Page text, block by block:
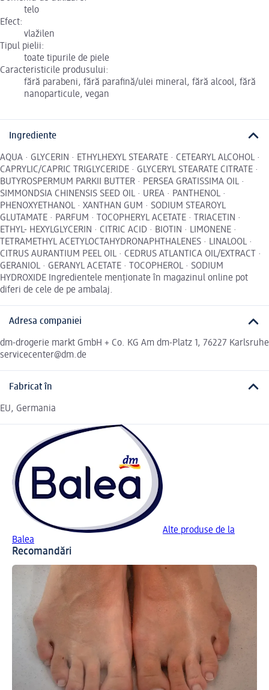
telo
Efect:
vlažilen
Tipul pielii:
toate tipurile de piele
Caracteristicile produsului:
fără parabeni, fără parafină/ulei mineral, fără alcool, fără
nanoparticule, vegan
Ingrediente
AQUA · GLYCERIN · ETHYLHEXYL STEARATE · CETEARYL ALCOHOL ·
CAPRYLIC/CAPRIC TRIGLYCERIDE · GLYCERYL STEARATE CITRATE ·
BUTYROSPERMUM PARKII BUTTER · PERSEA GRATISSIMA OIL ·
SIMMONDSIA CHINENSIS SEED OIL · UREA · PANTHENOL ·
PHENOXYETHANOL · XANTHAN GUM · SODIUM STEAROYL
GLUTAMATE · PARFUM · TOCOPHERYL ACETATE · TRIACETIN ·
ETHYL- HEXYLGLYCERIN · CITRIC ACID · BIOTIN · LIMONENE ·
TETRAMETHYL ACETYLOCTAHYDRONAPHTHALENES · LINALOOL ·
CITRUS AURANTIUM PEEL OIL · CEDRUS ATLANTICA OIL/EXTRACT ·
GERANIOL · GERANYL ACETATE · TOCOPHEROL · SODIUM
HYDROXIDE Ingredientele menționate în magazinul online pot
diferi de cele de pe ambalaj.
Adresa companiei
dm-drogerie markt GmbH + Co. KG Am dm-Platz 1, 76227 Karlsruhe
servicecenter@dm.de
Fabricat în
EU, Germania
Alte produse de la
Balea
Recomandări